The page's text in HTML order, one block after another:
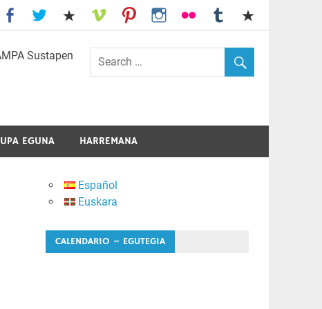
UPA EGUNA HARREMANA
Español
Euskara
CALENDARIO – EGUTEGIA